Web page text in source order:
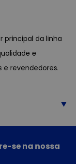
principal da linha
e
revendedores.
se na nossa